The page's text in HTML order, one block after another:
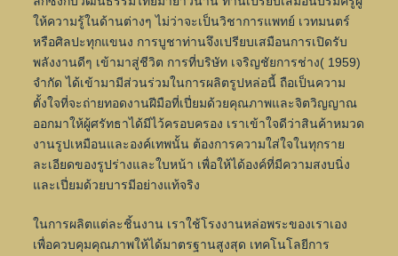
ให้ความรู้ในด้านต่างๆ ไม่ว่าจะเป็นวิชาการแพทย์ เวทมนตร์
หรือศิลปะทุกแขนง การบูชาท่านจึงเปรียบเสมือนการเปิดรับ
พลังงานดีๆ เข้ามาสู่ชีวิต การที่บริษัท เจริญชัยการช่าง( 1959)
จำกัด ได้เข้ามามีส่วนร่วมในการผลิตรูปหล่อนี้ ถือเป็นความ
ตั้งใจที่จะถ่ายทอดงานฝีมือที่เปี่ยมด้วยคุณภาพและจิตวิญญาณ
ออกมาให้ผู้ศรัทธาได้มีไว้ครอบครอง เราเข้าใจดีว่าสินค้าหมวด
งานรูปเหมือนและองค์เทพนั้น ต้องการความใส่ใจในทุกราย
ละเอียดของรูปร่างและใบหน้า เพื่อให้ได้องค์ที่มีความสงบนิ่ง
และเปี่ยมด้วยบารมีอย่างแท้จริง
ในการผลิตแต่ละชิ้นงาน เราใช้โรงงานหล่อพระของเราเอง
เพื่อควบคุมคุณภาพให้ได้มาตรฐานสูงสุด เทคโนโลยีการ